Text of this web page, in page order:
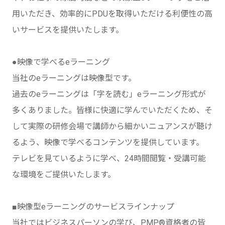
用いただき、効率的にPDUを取得いただける利便性の高
いサービスを提供いたします。
●映像で学べるeラーニング
当社のeラーニングは映像型です。
過去のeラーニングは「字を読む」eラーニング形式が
多くありました。皆様に快適に学んでいただくため、そ
して実際の研修会場で講師から細かいニュアンスが聴け
るよう、映像で学べるコンテンツを提供しています。
テレビを見ているように学べ、24時間閲覧・受講可能
な環境をご提供いたします。
■映像型eラーニングのサービスラインナップ
当社ではビジネスパーソンの学び、PMP®️資格者の皆